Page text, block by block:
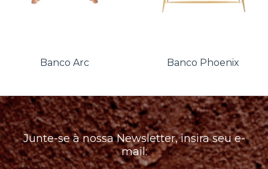
Banco Arc Banco Phoenix
Junte-se à nossa Newsletter, insira seu e-
mail: